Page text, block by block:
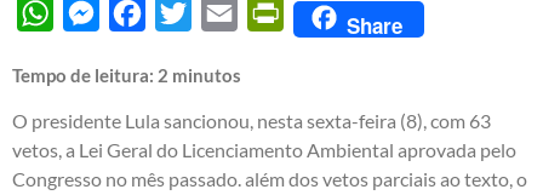
WhatsAppMessengerFacebook
Twitter Email PrintFriendly
Share
Tempo de leitura: 2 minutos
O presidente Lula sancionou, nesta sexta-feira (8), com 63
vetos, a Lei Geral do Licenciamento Ambiental aprovada pelo
Congresso no mês passado. além dos vetos parciais ao texto, o